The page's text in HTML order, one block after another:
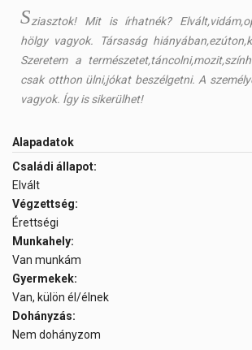
Sziasztok! Mit is írhatnék?
hölgy vagyok. Társaság
Szeretem a
csak otthon ülni,jókat beszélgetni. A
vagyok. Így is sikerülhet!
Alapadatok
Családi állapot:
Elvált
Végzettség:
Érettségi
Munkahely:
Van munkám
Gyermekek:
Van, külön él/élnek
Dohányzás:
Nem dohányzom